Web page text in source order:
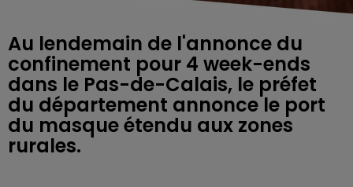
Au lendemain de l'annonce du
confinement pour 4 week-ends
dans le Pas-de-Calais, le préfet
du département annonce le port
du masque étendu aux zones
rurales.